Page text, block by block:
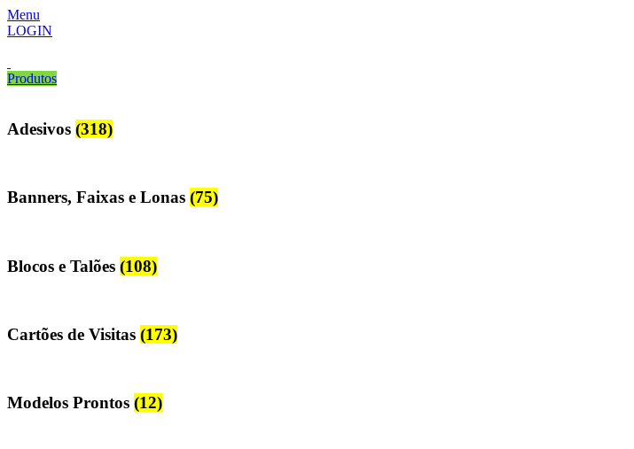
Menu
LOGIN
Produtos
Adesivos (318)
Banners, Faixas e Lonas (75)
Blocos e Talões (108)
Cartões de Visitas (173)
Modelos Prontos (12)